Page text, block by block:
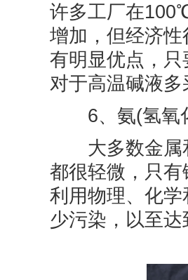
许多工厂在
增加，但经济
有明显优点，
对于高温碱液
6、氨(氢氧
大多数金属和
都很轻微，只
利用物理、化
少污染，以至